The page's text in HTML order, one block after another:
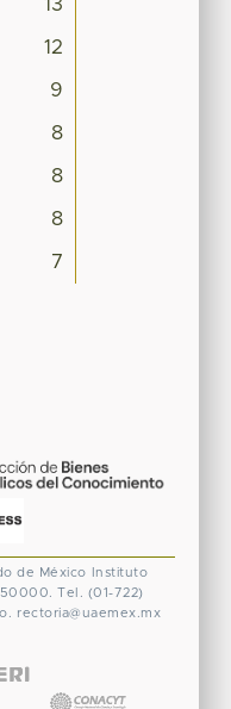
13
12
9
8
8
8
7
de México
Instituto
50000. Tel. (01-722)
rectoria@uaemex.mx